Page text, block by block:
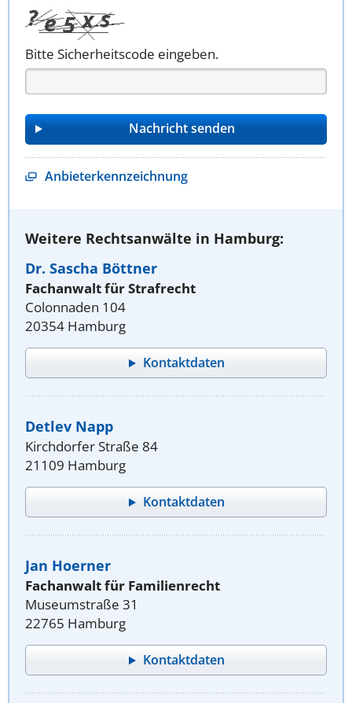
Bitte Sicherheitscode eingeben.
Anbieterkennzeichnung
Weitere Rechtsanwälte in Hamburg:
Dr. Sascha Böttner
Fachanwalt für Strafrecht
Colonnaden 104
20354 Hamburg
Kontaktdaten
Detlev Napp
Kirchdorfer Straße 84
21109 Hamburg
Kontaktdaten
Jan Hoerner
Fachanwalt für Familienrecht
Museumstraße 31
22765 Hamburg
Kontaktdaten